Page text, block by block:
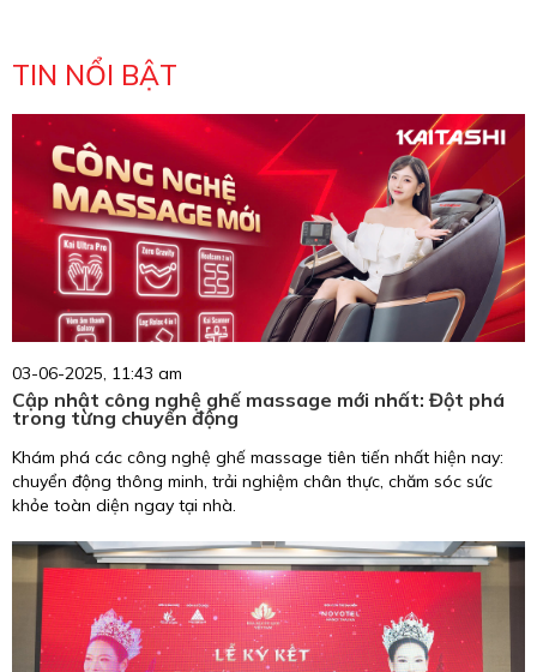
TIN NỔI BẬT
03-06-2025, 11:43 am
Cập nhật công nghệ ghế massage mới nhất: Đột phá
trong từng chuyển động
Khám phá các công nghệ ghế massage tiên tiến nhất hiện nay:
chuyển động thông minh, trải nghiệm chân thực, chăm sóc sức
khỏe toàn diện ngay tại nhà.